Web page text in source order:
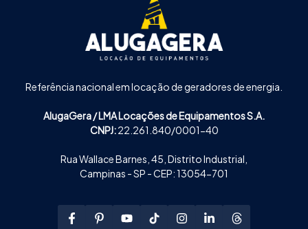
Referência nacional em locação de geradores de energia.
AlugaGera / LMA Locações de Equipamentos S.A.
CNPJ:22.261.840/0001-40
Rua Wallace Barnes, 45, Distrito Industrial,
Campinas - SP - CEP: 13054-701